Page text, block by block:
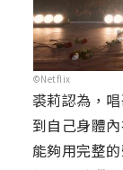
©Netflix
裘莉認為，
到自己身體
能夠用完整